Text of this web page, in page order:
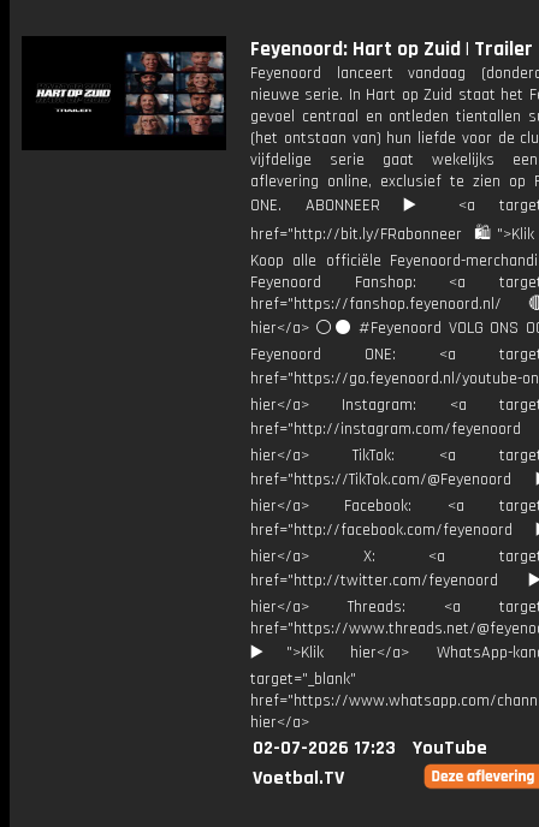
Feyenoord: Hart op Zuid | Trailer
Feyenoord lanceert vandaag
nieuwe serie. In Hart op Zuid staat het
gevoel centraal en ontleden tientallen
(het ontstaan van) hun liefde voor de
vijfdelige serie gaat wekelijks
aflevering online, exclusief te zien op
ONE. ABONNEER ▶️ <a
href="http://bit.ly/FRabonneer
Koop alle officiële Feyenoord-
Feyenoord Fanshop: <a
href="https://
hier</a> ⚪️⚫ #Feyenoord VOLG ONS
Feyenoord ONE: <a
href="https://go.feyenoord.nl/youtube-
hier</a> Instagram: <a
href="http://instagram.com/
hier</a> TikTok: <a
href="https://TikTok.com/
hier</a> Facebook: <a
href="http://facebook.com/
hier</a> X: <a
href="http://twitter.com/
hier</a> Threads: <a
href="https://www.threads.net/
▶️">Klik hier</a> WhatsApp-
target="_blank"
href="https://www.whatsapp.com/
hier</a>
02-07-2026 17:23
YouTube
Voetbal.TV